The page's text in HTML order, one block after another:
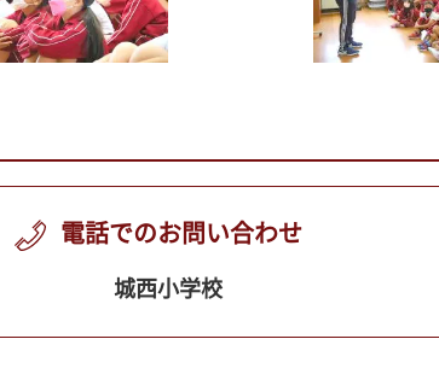
電話でのお問い合わせ
城西小学校